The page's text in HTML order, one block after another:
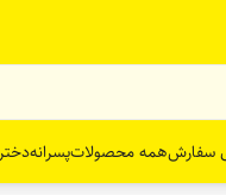
سفارشهمه محصولاتپسرانه